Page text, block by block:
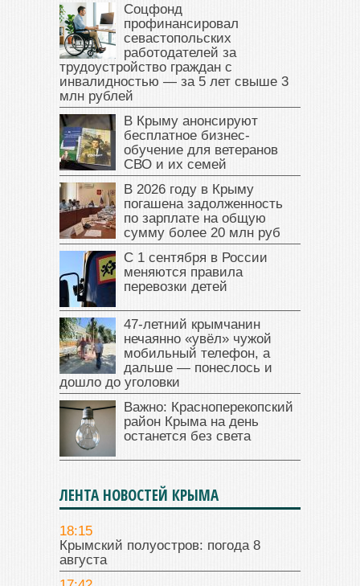
Соцфонд
профинансировал
севастопольских
работодателей за
трудоустройство граждан с
инвалидностью — за 5 лет свыше 3
млн рублей
В Крыму анонсируют
бесплатное бизнес-
обучение для ветеранов
СВО и их семей
В 2026 году в Крыму
погашена задолженность
по зарплате на общую
сумму более 20 млн руб
С 1 сентября в России
меняются правила
перевозки детей
47‑летний крымчанин
нечаянно «увёл» чужой
мобильный телефон, а
дальше — понеслось и
дошло до уголовки
Важно: Красноперекопский
район Крыма на день
останется без света
ЛЕНТА НОВОСТЕЙ КРЫМА
18:15
Крымский полуостров: погода 8
августа